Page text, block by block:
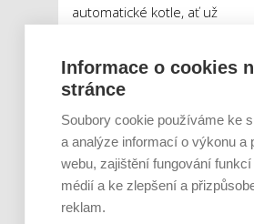
automatické kotle, ať už
pelet či uhlí. Pořizovací
cena se pohybuje od 90
ale zároveň nejsou
poskytovány dotace.
„Hnědé uhlí je na druhou
stranu relativně levné palivo,
pelety se pak pohybují
Informace o cookies
stránce
Soubory cookie používáme ke
a analýze informací o výkonu a
webu, zajištění fungování
médií a ke zlepšení a
reklam.